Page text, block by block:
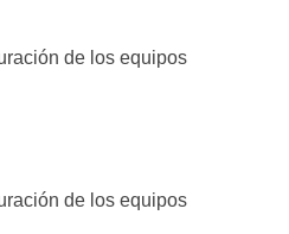
de los equipos
de los equipos